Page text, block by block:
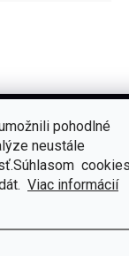
pohodlné
neustále
úhlasom
Viac informácií
nákup